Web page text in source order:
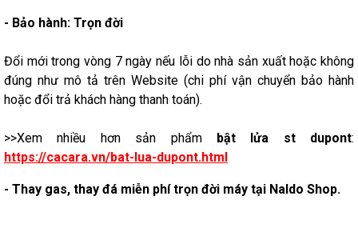
- Bảo hành: Trọn đời
Đổi mới trong vòng 7 ngày nếu lỗi do nhà sản xuất hoặc không
đúng như mô tả trên Website (chi phí vận chuyển bảo hành
hoặc đổi trả khách hàng thanh toán).
>>Xem nhiều hơn sản phẩm bật lửa st dupont:
https://cacara.vn/bat-lua-dupont.html
- Thay gas, thay đá miễn phí trọn đời máy tại Naldo Shop.